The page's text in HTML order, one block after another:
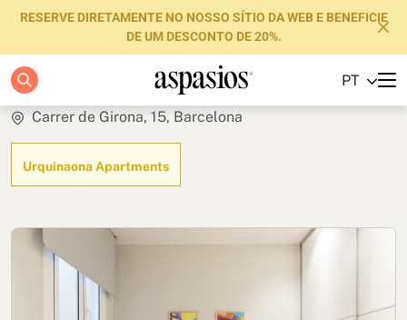
RESERVE DIRETAMENTE NO NOSSO SÍTIO DA WEB E BENEFICIE
DE UM DESCONTO DE 20%.
PT
Apartamentos
Boutique Hotels
Luxury Brand
Sobre nós
Investidores
Elegant
Carrer de Girona, 15, Barcelona
Urquinaona Apartments